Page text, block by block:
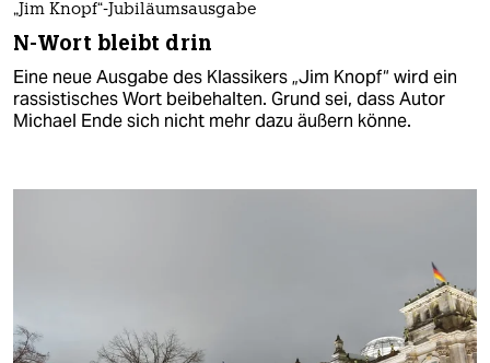
„Jim Knopf“-Jubiläumsausgabe
N-Wort bleibt drin
Eine neue Ausgabe des Klassikers „Jim Knopf“ wird ein
rassistisches Wort beibehalten. Grund sei, dass Autor
Michael Ende sich nicht mehr dazu äußern könne.